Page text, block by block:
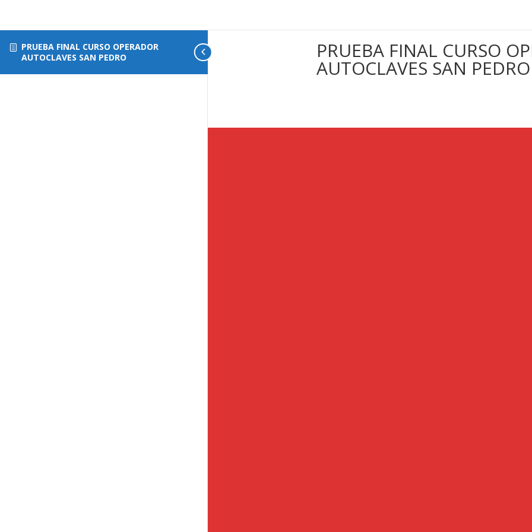
PRUEBA FINAL CURSO OPERADOR
AUTOCLAVES SAN PEDRO
PRUEBA FINAL CURSO
AUTOCLAVES SAN PEDRO